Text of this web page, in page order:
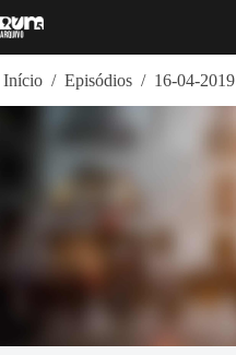
para
Início / Episódios / 16-04-2019